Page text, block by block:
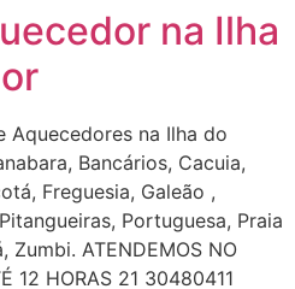
na Ilha
Aquecedores na Ilha do
Bancários, Cacuia,
Freguesia, Galeão ,
Portuguesa, Praia
Zumbi. ATENDEMOS NO
12 HORAS 21 30480411